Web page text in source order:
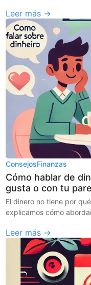
Leer más →
ConsejosFinanzas
Cómo hablar de
gusta o con tu
El dinero no tiene por
explicamos cómo
Leer más →